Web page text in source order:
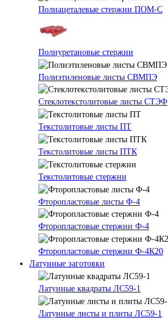
Полиацеталевые стержни ПОМ-С
Полиуретановые стержни
Полиэтиленовые листы СВМПЭ
Стеклотекстолитовые листы СТЭФ
Текстолитовые листы ПТ
Текстолитовые листы ПТК
Текстолитовые стержни
Фторопластовые листы Ф-4
Фторопластовые стержни Ф-4
Фторопластовые стержни Ф-4К20
Латунные заготовки
Латунные квадраты ЛС59-1
Латунные листы и плиты ЛС59-1